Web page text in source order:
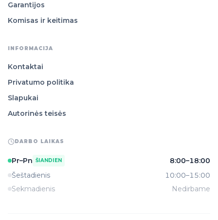
Garantijos
Komisas ir keitimas
INFORMACIJA
Kontaktai
Privatumo politika
Slapukai
Autorinės teisės
DARBO LAIKAS
Pr–Pn ŠIANDIEN
8:00–18:00
Šeštadienis
10:00–15:00
Sekmadienis
Nedirbame